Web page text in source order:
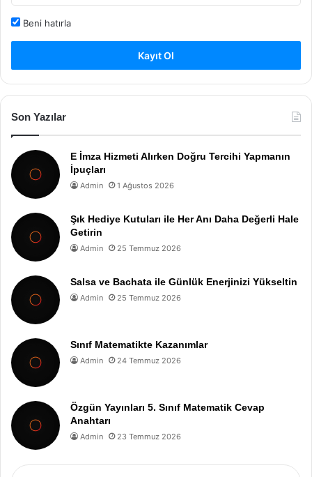
Beni hatırla
Kayıt Ol
Son Yazılar
E İmza Hizmeti Alırken Doğru Tercihi Yapmanın
İpuçları
Admin 1 Ağustos 2026
Şık Hediye Kutuları ile Her Anı Daha Değerli Hale
Getirin
Admin 25 Temmuz 2026
Salsa ve Bachata ile Günlük Enerjinizi Yükseltin
Admin 25 Temmuz 2026
Sınıf Matematikte Kazanımlar
Admin 24 Temmuz 2026
Özgün Yayınları 5. Sınıf Matematik Cevap
Anahtarı
Admin 23 Temmuz 2026